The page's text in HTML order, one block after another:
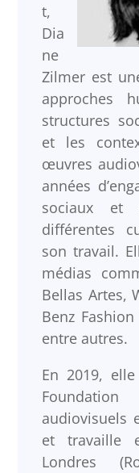
t,
Dia
ne
Zilmer est
approches
structures
et les
œuvres
années
sociaux et
différentes
son travail.
médias
Bellas Artes,
Benz
entre autres.
En 2019,
audiovisuels
et travaille
Londres